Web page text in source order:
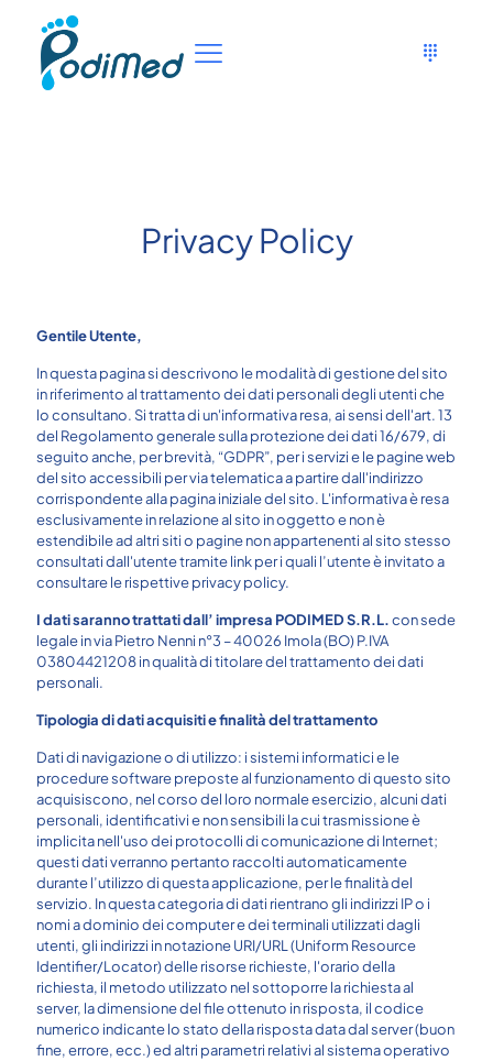
Privacy Policy
Gentile Utente,
In questa pagina si descrivono le modalità di gestione del sito
in riferimento al trattamento dei dati personali degli utenti che
lo consultano. Si tratta di un'informativa resa, ai sensi dell'art. 13
del Regolamento generale sulla protezione dei dati 16/679, di
seguito anche, per brevità, “GDPR”, per i servizi e le pagine web
del sito accessibili per via telematica a partire dall'indirizzo
corrispondente alla pagina iniziale del sito. L'informativa è resa
esclusivamente in relazione al sito in oggetto e non è
estendibile ad altri siti o pagine non appartenenti al sito stesso
consultati dall'utente tramite link per i quali l’utente è invitato a
consultare le rispettive privacy policy.
I dati saranno trattati dall’ impresa PODIMED S.R.L.con sede
legale in via Pietro Nenni n°3 – 40026 Imola (BO) P.IVA
03804421208 in qualità di titolare del trattamento dei dati
personali.
Tipologia di dati acquisiti e finalità del trattamento
Dati di navigazione o di utilizzo: i sistemi informatici e le
procedure software preposte al funzionamento di questo sito
acquisiscono, nel corso del loro normale esercizio, alcuni dati
personali, identificativi e non sensibili la cui trasmissione è
implicita nell'uso dei protocolli di comunicazione di Internet;
questi dati verranno pertanto raccolti automaticamente
durante l’utilizzo di questa applicazione, per le finalità del
servizio. In questa categoria di dati rientrano gli indirizzi IP o i
nomi a dominio dei computer e dei terminali utilizzati dagli
utenti, gli indirizzi in notazione URI/URL (Uniform Resource
Identifier/Locator) delle risorse richieste, l'orario della
richiesta, il metodo utilizzato nel sottoporre la richiesta al
server, la dimensione del file ottenuto in risposta, il codice
numerico indicante lo stato della risposta data dal server (buon
fine, errore, ecc.) ed altri parametri relativi al sistema operativo